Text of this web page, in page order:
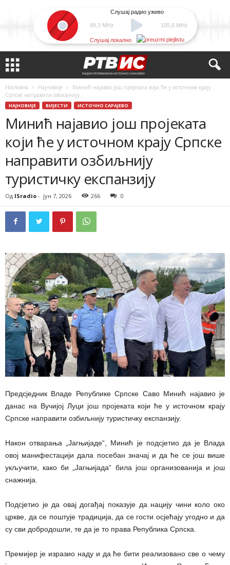
88,3 MHz
Слушај радио уживо
105,6 MHz
Слушај локално
Насловна Најновије
Минић најавио још пројеката који ће у источном крају
Српске направити озбиљнију...
НАЈНОВИЈЕ ВИЈЕСТИ ИСТОЧНО САРАЈЕВО
Минић најавио још пројеката
који ће у источном крају Српске
направити озбиљнију
туристичку експанзију
Од ISradio - јун 7, 2026 266 0
Предсједник Владе Републике Српске Саво Минић најавио је
данас на Вучијој Луци још пројеката који ће у источном крају
Српске направити озбиљнију туристичку експанзију.
Након отварања „Јагњијаде“, Минић је подсјетио да је Влада
овој манифестацији дала посебан значај и да ће се још више
укључити, како би „Јагњијада“ била још организованија и још
снажнија.
Подсјетио је да овај догађај показује да нацију чини коло око
цркве, да се поштује традиција, да се гости осјећају угодно и да
су сви добродошли, те да је то права Република Српска.
Премијер је изразио наду и да ће бити реализовано све о чему